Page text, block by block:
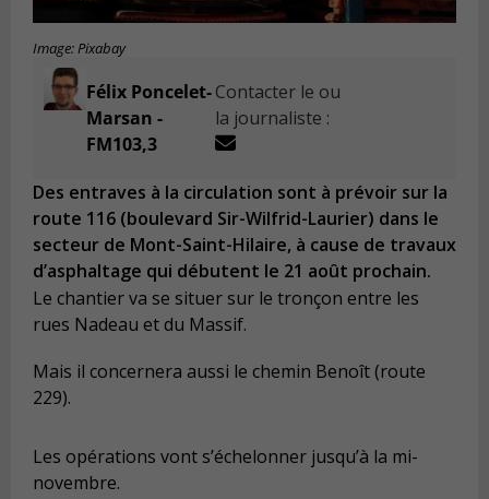
Image: Pixabay
Félix Poncelet-
Marsan -
FM103,3
Contacter le ou
la journaliste :
Des entraves à la circulation sont à prévoir sur la
route 116 (boulevard Sir-Wilfrid-Laurier) dans le
secteur de Mont-Saint-Hilaire, à cause de travaux
d’asphaltage qui débutent le 21 août prochain.
Le chantier va se situer sur le tronçon entre les
rues Nadeau et du Massif.
Mais il concernera aussi le chemin Benoît (route
229).
Les opérations vont s’échelonner jusqu’à la mi-
novembre.